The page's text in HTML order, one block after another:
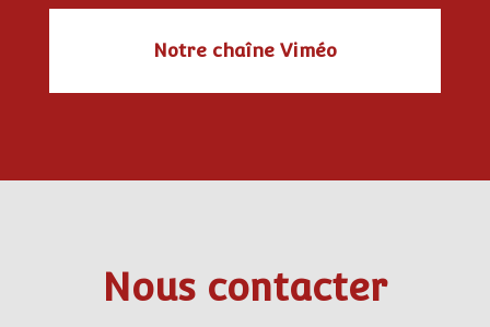
Notre chaîne Viméo
Nous contacter